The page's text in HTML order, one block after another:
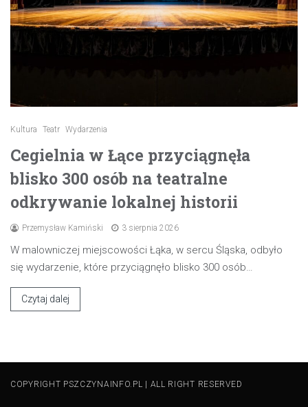
Kultura Teatr Wydarzenia
Cegielnia w Łące przyciągnęła
blisko 300 osób na teatralne
odkrywanie lokalnej historii
Przemysław Kamiński 3 sierpnia 2026
W malowniczej miejscowości Łąka, w sercu Śląska, odbyło
się wydarzenie, które przyciągnęło blisko 300 osób…
Czytaj dalej
COPYRIGHT PSZCZYNAINFO.PL | ALL RIGHT RESERVED